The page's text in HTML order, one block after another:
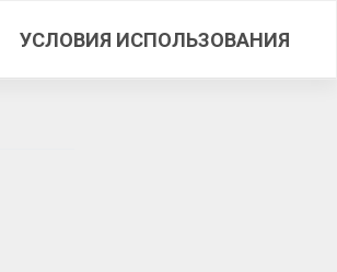
УСЛОВИЯ ИСПОЛЬЗОВАНИЯ